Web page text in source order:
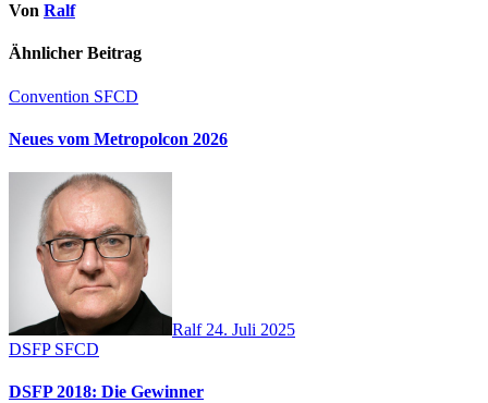
Von Ralf
Ähnlicher Beitrag
Convention SFCD
Neues vom Metropolcon 2026
Ralf 24. Juli 2025
DSFP SFCD
DSFP 2018: Die Gewinner